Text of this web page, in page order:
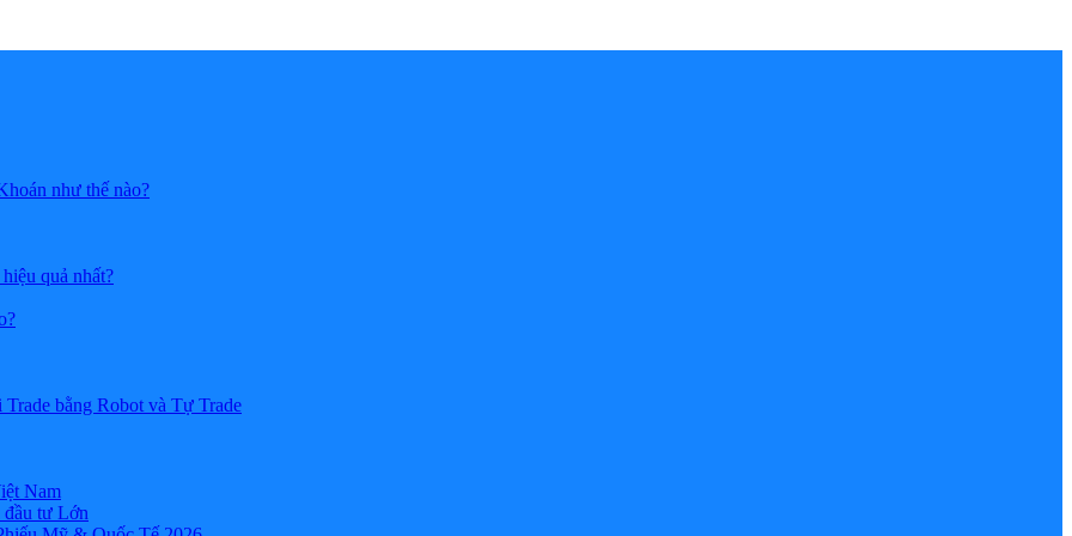
như thế nào?
quả nhất?
bằng Robot và Tự Trade
Nam
đầu tư Lớn